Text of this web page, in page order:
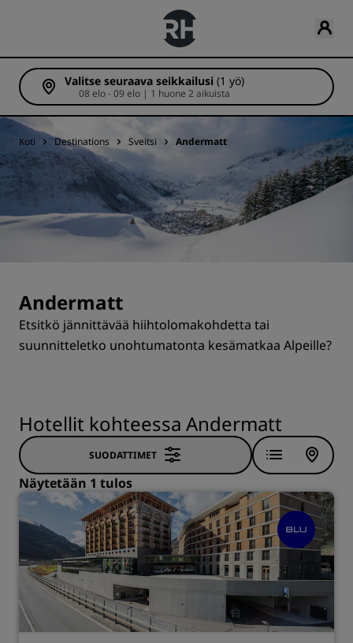
Valitse seuraava seikkailusi (1 yö)
08 elo - 09 elo | 1 huone 2 aikuista
Koti Destinations Sveitsi Andermatt
Andermatt
Etsitkö jännittävää hiihtolomakohdetta tai
suunnitteletko unohtumatonta kesämatkaa Alpeille?
Hotellit kohteessa Andermatt
SUODATTIMET
Näytetään 1 tulos